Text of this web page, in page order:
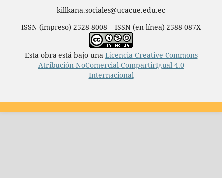
killkana.sociales@ucacue.edu.ec
ISSN (impreso) 2528-8008 | ISSN (en línea) 2588-087X
Esta obra está bajo una Licencia Creative Commons
Atribución-NoComercial-CompartirIgual 4.0
Internacional